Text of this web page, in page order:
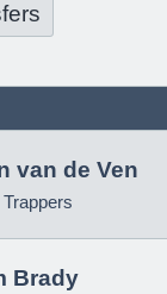
van de Ven
Brady